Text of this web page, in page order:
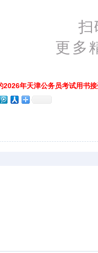
扫
更多
2026年天津公务员考试用书